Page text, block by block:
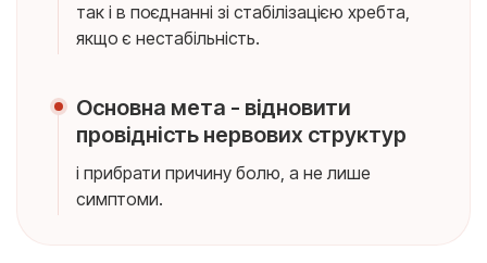
так і в поєднанні зі стабілізацією хребта,
якщо є нестабільність.
Основна мета - відновити
провідність нервових структур
і прибрати причину болю, а не лише
симптоми.